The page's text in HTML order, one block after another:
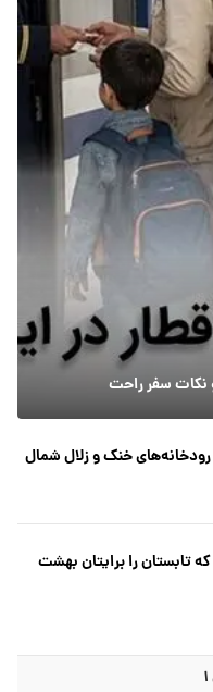
و نکات سفر راحت
رودخانه‌های خنک و زلال شمال
تابستان را برایتان بهشت